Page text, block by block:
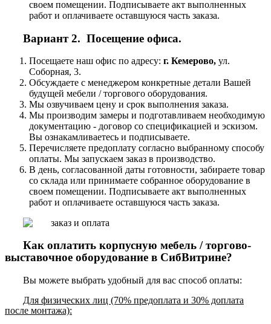
своем помещении. Подписываете акт выполненных
работ и оплачиваете оставшуюся часть заказа.
Вариант 2. Посещение офиса.
Посещаете наш офис по адресу: г. Кемерово, ул.
Соборная, 3.
Обсуждаете с менеджером конкретные детали Вашей
будущей мебели / торгового оборудования.
Мы озвучиваем цену и срок выполнения заказа.
Мы производим замеры и подготавливаем необходимую
документацию - договор со спецификацией и эскизом.
Вы ознакамливаетесь и подписываете.
Перечисляете предоплату согласно выбранному способу
оплаты. Мы запускаем заказ в производство.
В день, согласованной даты готовности, забираете товар
со склада или принимаете собранное оборудование в
своем помещении. Подписываете акт выполненных
работ и оплачиваете оставшуюся часть заказа.
Как оплатить корпусную мебель / торгово-
выставочное оборудование в СибВитрине?
Вы можете выбрать удобный для вас способ оплаты:
Для физических лиц (70% предоплата и 30% доплата
после монтажа):